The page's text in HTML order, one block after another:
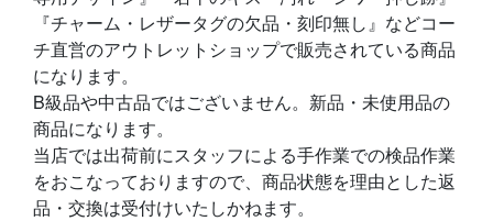
『チャーム・レザータグの欠品・刻印無し』などコー
チ直営のアウトレットショップで販売されている商品
になります。
B級品や中古品ではございません。新品・未使用品の
商品になります。
当店では出荷前にスタッフによる手作業での検品作業
をおこなっておりますので、商品状態を理由とした返
品・交換は受付けいたしかねます。